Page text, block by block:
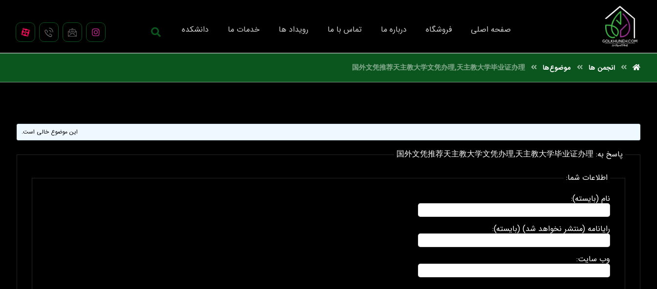
صفحه اصلی فروشگاه درباره ما تماس با ما رویداد ها خدمات ما دانشکده
انجمن ها موضوع‌ها 国外文凭推荐天主教大学文凭办理,天主教大学毕业证办理
این موضوع خالی است.
پاسخ به: 国外文凭推荐天主教大学文凭办理,天主教大学毕业证办理
اطلاعات شما:
نام (بایسته):
رایانامه (منتشر نخواهد شد) (بایسته):
وب سایت: